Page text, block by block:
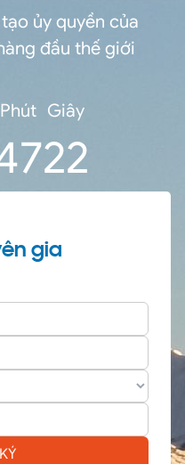
ủy quyền của
đầu thế giới
Phút Giây
22
gia